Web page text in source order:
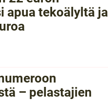
apua tekoälyltä ja
– pelastajien